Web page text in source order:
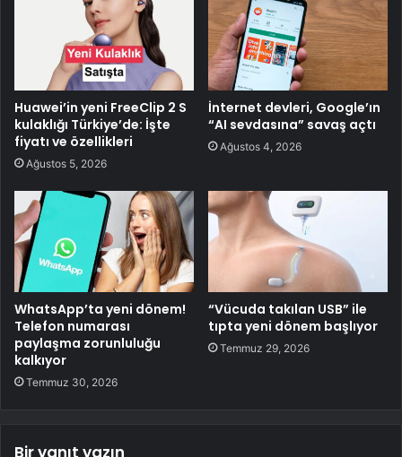
Huawei’in yeni FreeClip 2 S
kulaklığı Türkiye’de: İşte
fiyatı ve özellikleri
Ağustos 5, 2026
İnternet devleri, Google’ın
“AI sevdasına” savaş açtı
Ağustos 4, 2026
WhatsApp’ta yeni dönem!
Telefon numarası
paylaşma zorunluluğu
kalkıyor
Temmuz 30, 2026
“Vücuda takılan USB” ile
tıpta yeni dönem başlıyor
Temmuz 29, 2026
Bir yanıt yazın